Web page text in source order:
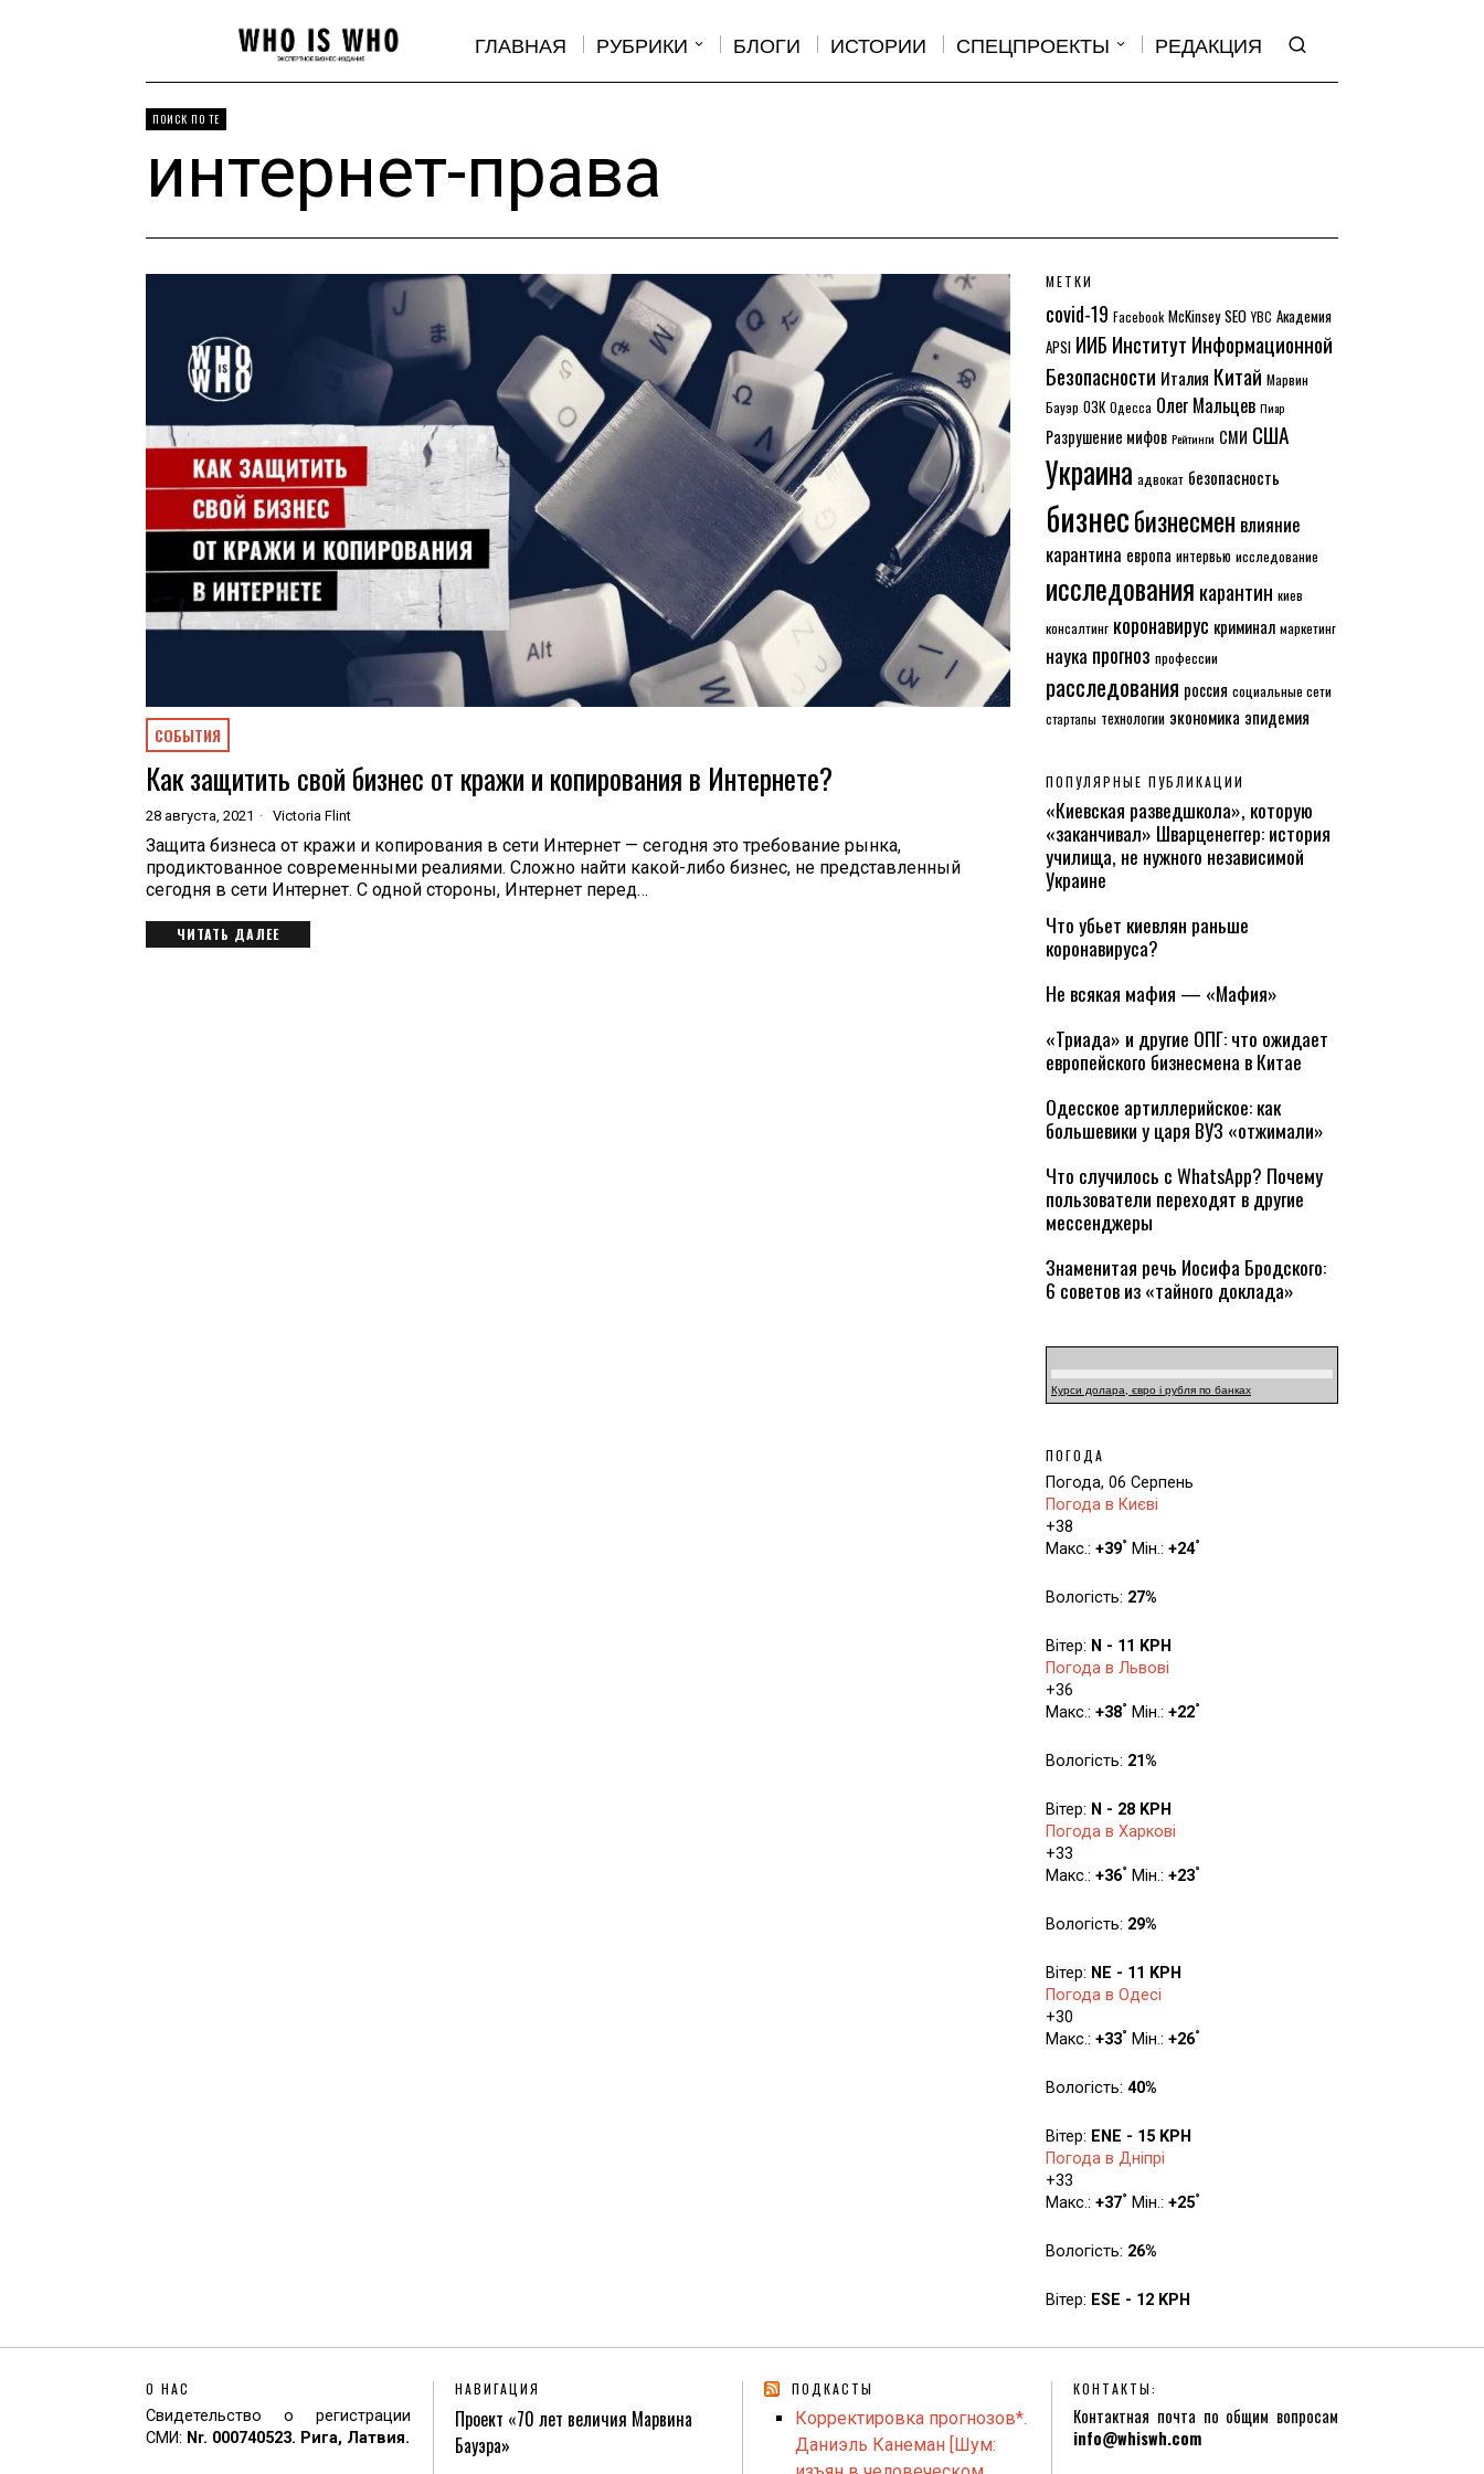
ГЛАВНАЯ РУБРИКИ БЛОГИ ИСТОРИИ СПЕЦПРОЕКТЫ РЕДАКЦИЯ
ПОИСК ПО ТЕ
интернет-права
СОБЫТИЯ
Как защитить свой бизнес от кражи и копирования в Интернете?
28 августа, 2021 Victoria Flint
Защита бизнеса от кражи и копирования в сети Интернет — сегодня это требование рынка,
продиктованное современными реалиями. Сложно найти какой-либо бизнес, не представленный
сегодня в сети Интернет. С одной стороны, Интернет перед…
ЧИТАТЬ ДАЛЕЕ
МЕТКИ
covid-19 Facebook McKinsey SEO YBC Академия
APSI ИИБ Институт Информационной
Безопасности Италия Китай Марвин
Бауэр ОЗК Одесса Олег Мальцев Пиар
Разрушение мифов Рейтинги СМИ США
Украина адвокат безопасность
бизнесбизнесмен влияние
карантина европа интервью исследование
исследования карантин киев
консалтинг коронавирус криминал маркетинг
наука прогноз профессии
расследования россия социальные сети
стартапы технологии экономика эпидемия
ПОПУЛЯРНЫЕ ПУБЛИКАЦИИ
«Киевская разведшкола», которую
«заканчивал» Шварценеггер: история
училища, не нужного независимой
Украине
Что убьет киевлян раньше
коронавируса?
Не всякая мафия — «Мафия»
«Триада» и другие ОПГ: что ожидает
европейского бизнесмена в Китае
Одесское артиллерийское: как
большевики у царя ВУЗ «отжимали»
Что случилось с WhatsApp? Почему
пользователи переходят в другие
мессенджеры
Знаменитая речь Иосифа Бродского:
6 советов из «тайного доклада»
Курси долара, євро і рубля по банках
ПОГОДА
Погода, 06 Серпень
Погода в Києві
+38
Макс.: +39° Мін.: +24°
Вологість: 27%
Вітер: N - 11 KPH
Погода в Львові
+36
Макс.: +38° Мін.: +22°
Вологість: 21%
Вітер: N - 28 KPH
Погода в Харкові
+33
Макс.: +36° Мін.: +23°
Вологість: 29%
Вітер: NE - 11 KPH
Погода в Одесі
+30
Макс.: +33° Мін.: +26°
Вологість: 40%
Вітер: ENE - 15 KPH
Погода в Дніпрі
+33
Макс.: +37° Мін.: +25°
Вологість: 26%
Вітер: ESE - 12 KPH
О НАС
Свидетельство о регистрации
СМИ: Nr. 000740523. Рига, Латвия.
НАВИГАЦИЯ
Проект «70 лет величия Марвина
Бауэра»
ПОДКАСТЫ
Корректировка прогнозов*.
Даниэль Канеман [Шум:
КОНТАКТЫ:
Контактная почта по общим вопросам
info@whiswh.com